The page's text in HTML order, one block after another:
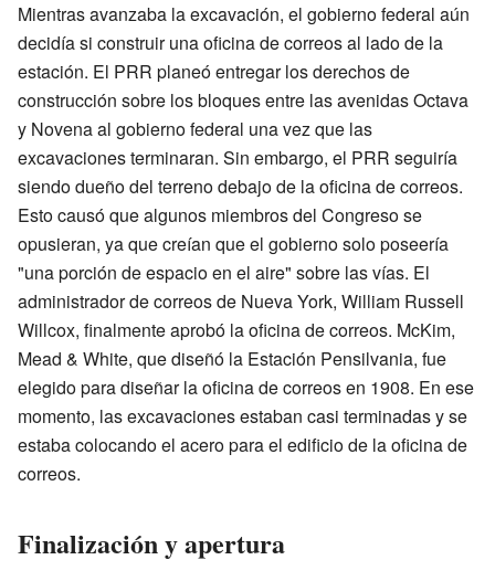
Mientras avanzaba la excavación, el gobierno federal aún
decidía si construir una oficina de correos al lado de la
estación. El PRR planeó entregar los derechos de
construcción sobre los bloques entre las avenidas Octava
y Novena al gobierno federal una vez que las
excavaciones terminaran. Sin embargo, el PRR seguiría
siendo dueño del terreno debajo de la oficina de correos.
Esto causó que algunos miembros del Congreso se
opusieran, ya que creían que el gobierno solo poseería
"una porción de espacio en el aire" sobre las vías. El
administrador de correos de Nueva York, William Russell
Willcox, finalmente aprobó la oficina de correos. McKim,
Mead & White, que diseñó la Estación Pensilvania, fue
elegido para diseñar la oficina de correos en 1908. En ese
momento, las excavaciones estaban casi terminadas y se
estaba colocando el acero para el edificio de la oficina de
correos.
Finalización y apertura